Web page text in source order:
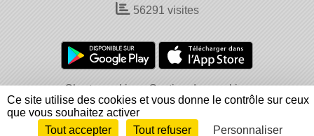
56291 visites
Charte cookies
Gestion des cookies
Informations légales
Signaler un contenu inapproprié
Envie de participer ? Connexion
Ce site utilise des cookies et vous donne le contrôle sur ceux
que vous souhaitez activer
Tout accepter
Tout refuser Personnaliser